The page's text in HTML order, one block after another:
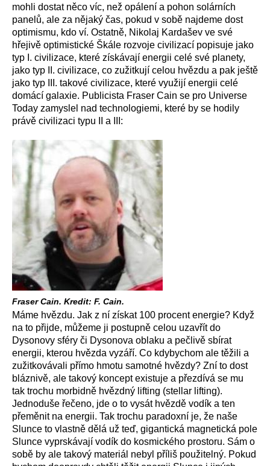
mohli dostat něco víc, než opálení a pohon solárních
panelů, ale za nějaký čas, pokud v sobě najdeme dost
optimismu, kdo ví. Ostatně, Nikolaj Kardašev ve své
hřejivě optimistické Škále rozvoje civilizací popisuje jako
typ I. civilizace, které získávají energii celé své planety,
jako typ II. civilizace, co zužitkují celou hvězdu a pak ještě
jako typ III. takové civilizace, které využijí energii celé
domácí galaxie. Publicista Fraser Cain se pro Universe
Today zamyslel nad technologiemi, které by se hodily
právě civilizaci typu II a III:
Fraser Cain. Kredit: F. Cain.
Máme hvězdu. Jak z ní získat 100 procent energie? Když
na to přijde, můžeme ji postupně celou uzavřít do
Dysonovy sféry či Dysonova oblaku a pečlivě sbírat
energii, kterou hvězda vyzáří. Co kdybychom ale těžili a
zužitkovávali přímo hmotu samotné hvězdy? Zní to dost
bláznivě, ale takový koncept existuje a přezdívá se mu
tak trochu morbidně hvězdný lifting (stellar lifting).
Jednoduše řečeno, jde o to vysát hvězdě vodík a ten
přeměnit na energii. Tak trochu paradoxní je, že naše
Slunce to vlastně dělá už teď, gigantická magnetická pole
Slunce vyprskávají vodík do kosmického prostoru. Sám o
sobě by ale takový materiál nebyl příliš použitelný. Pokud